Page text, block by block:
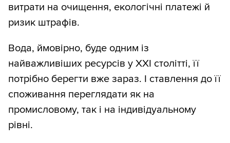
витрати на очищення, екологічні платежі й
ризик штрафів.
Вода, ймовірно, буде одним із
найважливіших ресурсів у ХХІ столітті, її
потрібно берегти вже зараз. І ставлення до її
споживання переглядати як на
промисловому, так і на індивідуальному
рівні.